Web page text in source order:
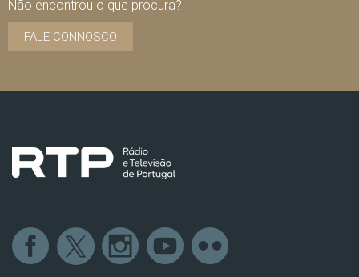
Não encontrou o que procura?
FALE CONNOSCO